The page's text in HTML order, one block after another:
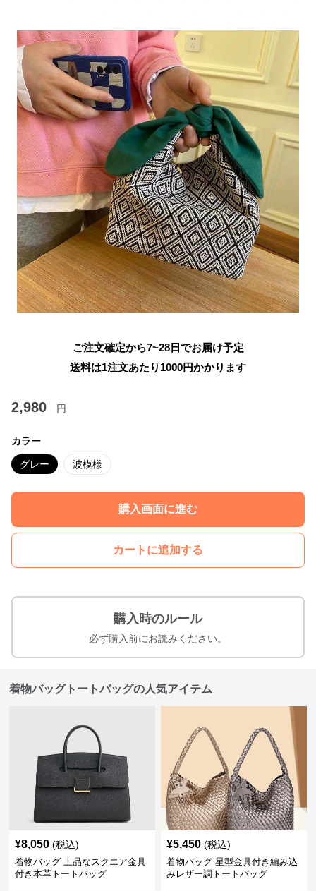
ご注文確定から7~28日でお届け予定
送料は1注文あたり 1000円かかります
2,980 円
カラー
グレー 波模様
購入画面に進む
カートに追加する
購入時のルール
必ず購入前にお読みください。
着物バッグトートバッグの人気アイテム
¥8,050 (税込)
着物バッグ 上品なスクエア金具
付き本革トートバッグ
¥5,450 (税込)
着物バッグ 星型金具付き編み込
みレザー調トートバッグ